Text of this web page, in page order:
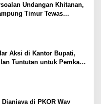
Undangan Khitanan,
Timur Tewas
Aksi di Kantor Bupati,
Tuntutan untuk Pemkab
di PKOR Way